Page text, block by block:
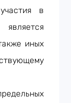
в
является
иных